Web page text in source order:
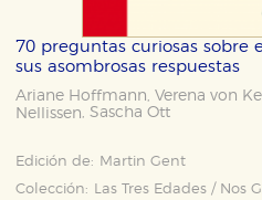
70 preguntas curiosas sobre
sus asombrosas respuestas
Ariane Hoffmann ,Verena von
Nellissen ,Sascha Ott
Edición de:
Martin Gent
Colección:
Las Tres Edades / Nos